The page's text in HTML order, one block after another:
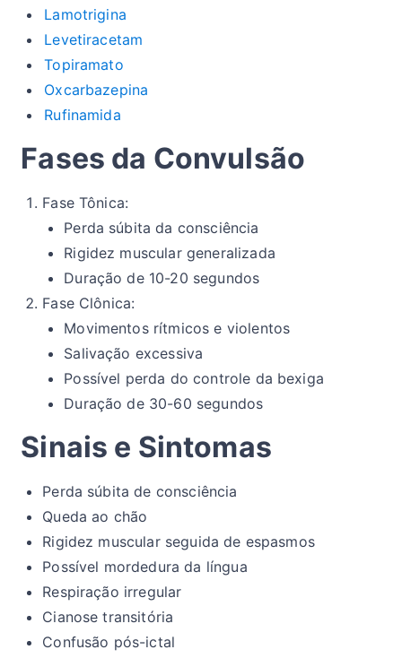
Lamotrigina
Levetiracetam
Topiramato
Oxcarbazepina
Rufinamida
Fases da Convulsão
Fase Tônica:
Perda súbita da consciência
Rigidez muscular generalizada
Duração de 10-20 segundos
Fase Clônica:
Movimentos rítmicos e violentos
Salivação excessiva
Possível perda do controle da bexiga
Duração de 30-60 segundos
Sinais e Sintomas
Perda súbita de consciência
Queda ao chão
Rigidez muscular seguida de espasmos
Possível mordedura da língua
Respiração irregular
Cianose transitória
Confusão pós-ictal